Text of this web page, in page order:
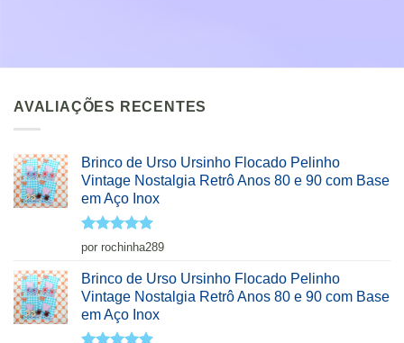
AVALIAÇÕES RECENTES
Brinco de Urso Ursinho Flocado Pelinho
Vintage Nostalgia Retrô Anos 80 e 90 com Base
em Aço Inox
Avaliação5
de 5
por rochinha289
Brinco de Urso Ursinho Flocado Pelinho
Vintage Nostalgia Retrô Anos 80 e 90 com Base
em Aço Inox